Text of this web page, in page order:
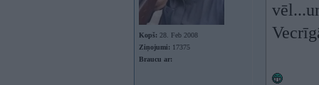
Kopš: 28. Feb 2008
Ziņojumi: 17375
Braucu ar: